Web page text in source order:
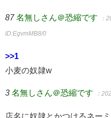
87 名無しさん＠恐縮です ：
ID:EgvmMB8/0
>>1
小麦の奴隷w
3 名無しさん＠恐縮です ：
店名に奴隷とかつけるネー